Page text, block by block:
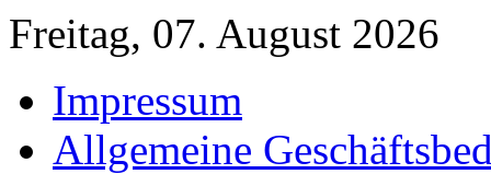
Freitag, 07. August 2026
Impressum
Allgemeine